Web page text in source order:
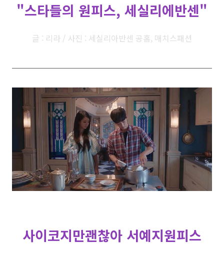
"스타들의 원피스, 세실리에반센"
글 : 리라 / 사진 : 세실리아반센 공홈, 매치스패션
사이코지만괜찮아 서예지원피스